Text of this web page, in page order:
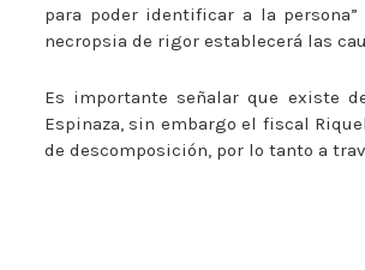
para poder identificar a la
necropsia de rigor establecerá las
Es importante señalar que existe
Espinaza, sin embargo el fiscal
de descomposición, por lo tanto a